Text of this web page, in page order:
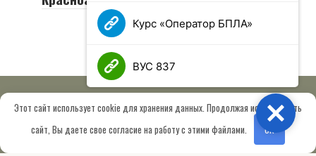
© 2026 МОО «Союз ветеранов спецназа ГРУ имени Героя РФ
Шектаева Д.А.»Сведения об образовательной организации
Этот сайт использует cookie для хранения данных. Продолжая использовать
сайт, Вы даете свое согласие на работу с этими файлами.
OK
Курс «Оператор БПЛА»
ВУС 837
Close